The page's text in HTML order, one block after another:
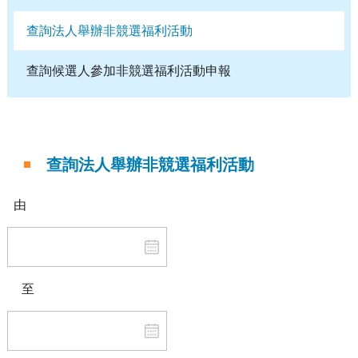
查詢法人舉辦非競選福利活動
查詢候選人參加非競選福利活動申報
查詢法人舉辦非競選福利活動
由
至